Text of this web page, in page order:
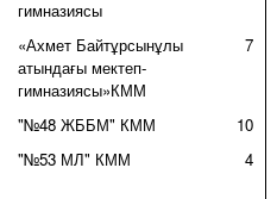
гимназиясы
«Ахмет Байтұрсынұлы
атындағы мектеп-
гимназиясы»КММ
7
"№48 ЖББМ" КММ 10
"№53 МЛ" КММ
4